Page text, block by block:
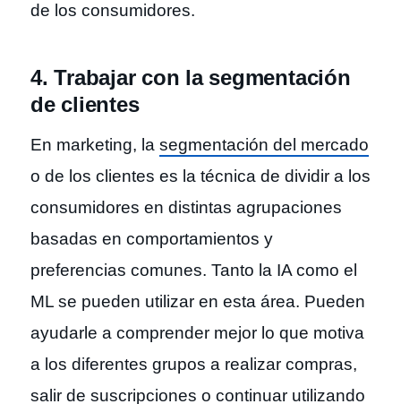
de los consumidores.
4. Trabajar con la segmentación
de clientes
En marketing, la segmentación del mercado
o de los clientes es la técnica de dividir a los
consumidores en distintas agrupaciones
basadas en comportamientos y
preferencias comunes. Tanto la IA como el
ML se pueden utilizar en esta área. Pueden
ayudarle a comprender mejor lo que motiva
a los diferentes grupos a realizar compras,
salir de suscripciones o continuar utilizando